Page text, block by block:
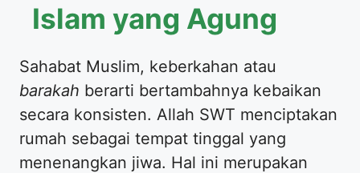
Islam yang Agung
Sahabat Muslim, keberkahan atau
barakah berarti bertambahnya kebaikan
secara konsisten. Allah SWT menciptakan
rumah sebagai tempat tinggal yang
menenangkan jiwa. Hal ini merupakan